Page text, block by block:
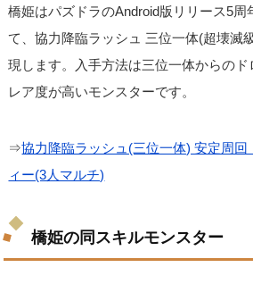
橋姫はパズドラのAndroid版リリース5周
て、協力降臨ラッシュ 三位一体(超壊滅
現します。入手方法は三位一体からのド
レア度が高いモンスターです。
⇒協力降臨ラッシュ(三位一体) 安定周回
ィー(3人マルチ)
橋姫の同スキルモンスター